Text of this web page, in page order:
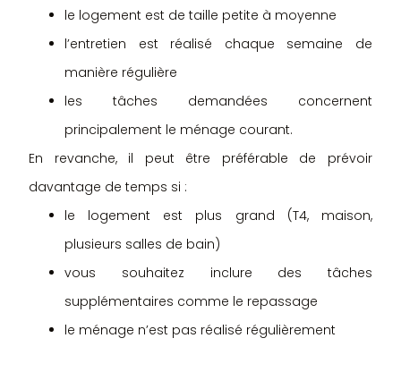
le logement est de taille petite à moyenne
l’entretien est réalisé chaque semaine de
manière régulière
les tâches demandées concernent
principalement le ménage courant.
En revanche, il peut être préférable de prévoir
davantage de temps si :
le logement est plus grand (T4, maison,
plusieurs salles de bain)
vous souhaitez inclure des tâches
supplémentaires comme le repassage
le ménage n’est pas réalisé régulièrement